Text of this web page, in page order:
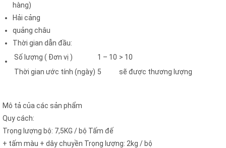
hàng)
Hải cảng
quảng châu
Thời gian dẫn đầu:
Số lượng ( Đơn vị )
1 – 10 > 10
Thời gian ước tính (ngày) 5 sẽ được thương lượng
Mô tả của các sản phẩm
Quy cách:
Trọng lượng bộ: 7,5KG / bộ Tấm đế
+ tấm màu + dây chuyền Trọng lượng: 2kg / bộ